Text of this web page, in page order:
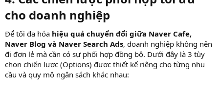
cho doanh nghiệp
Để tối đa hóa hiệu quả chuyển đổi giữa Naver Cafe,
Naver Blog và Naver Search Ads, doanh nghiệp không nên
đi đơn lẻ mà cần có sự phối hợp đồng bộ. Dưới đây là 3 tùy
chọn chiến lược (Options) được thiết kế riêng cho từng nhu
cầu và quy mô ngân sách khác nhau: